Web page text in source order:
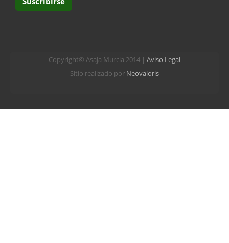
Copyright© Asaja Murcia 2014 | Aviso Legal
Sitio realizado por Neovaloris